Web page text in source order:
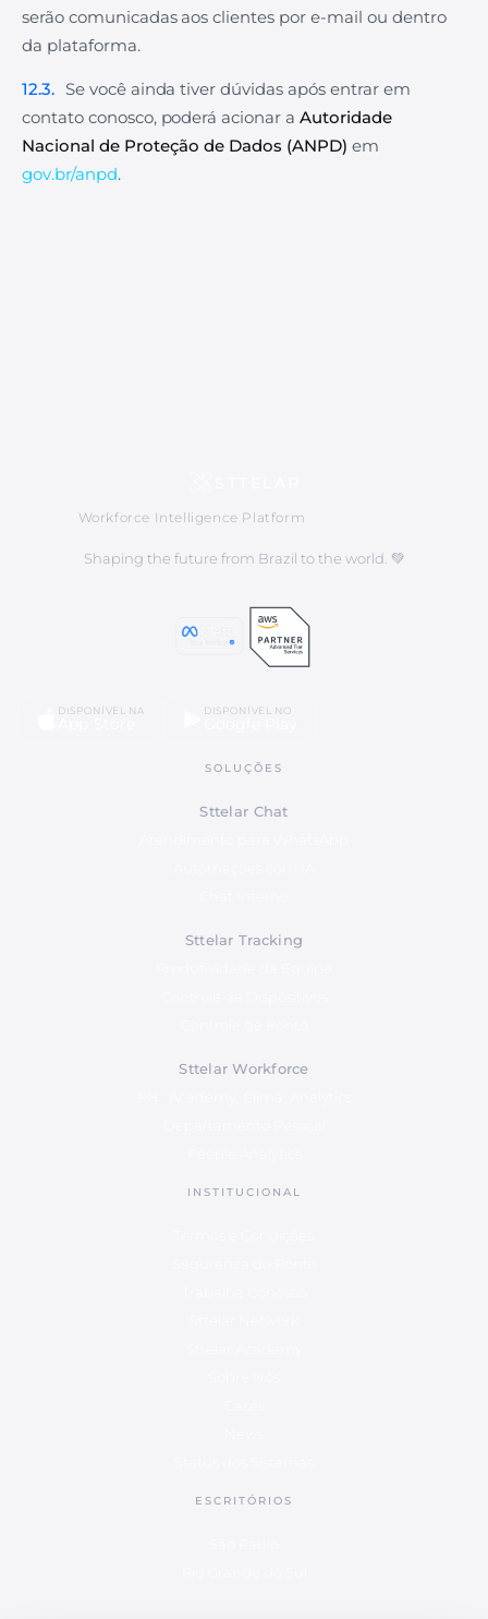
serão comunicadas aos clientes por e-mail ou dentro
da plataforma.
12.3.
Se você ainda tiver dúvidas após entrar em
contato conosco, poderá acionar aAutoridade
Nacional de Proteção de Dados (ANPD) em
gov.br/anpd.
Workforce Intelligence Platform
Shaping the future from Brazil to the world. 💚
DISPONÍVEL NA DISPONÍVEL NO
SOLUÇÕES
Sttelar Chat
Sttelar Tracking
Sttelar Workforce
INSTITUCIONAL
ESCRITÓRIOS